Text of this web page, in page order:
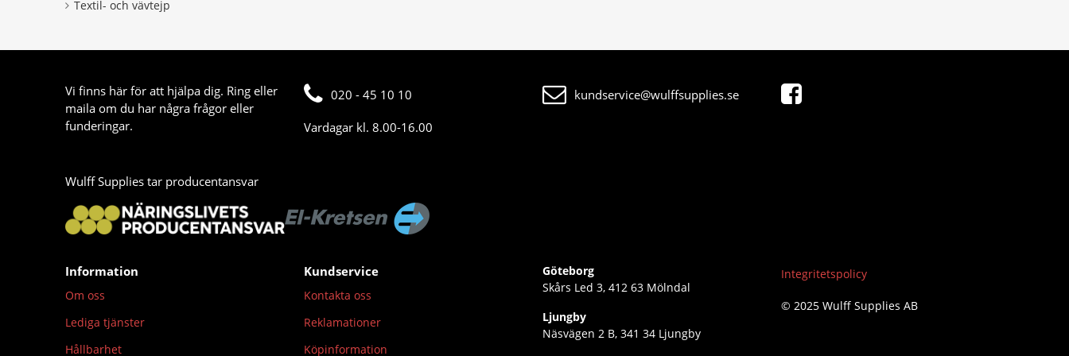
Textil- och vävtejp
Vi finns här för att hjälpa dig. Ring eller
maila om du har några frågor eller
funderingar.
020 - 45 10 10
Vardagar kl. 8.00-16.00
kundservice@wulffsupplies.se
Wulff Supplies tar producentansvar
Information
Om oss
Lediga tjänster
Hållbarhet
Kundservice
Kontakta oss
Reklamationer
Köpinformation
Göteborg
Skårs Led 3, 412 63 Mölndal
Ljungby
Näsvägen 2 B, 341 34 Ljungby
Integritetspolicy
© 2025 Wulff Supplies AB